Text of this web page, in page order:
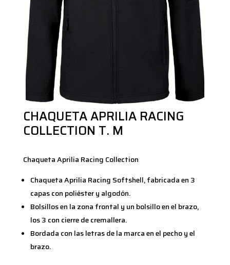
CHAQUETA APRILIA RACING
COLLECTION T. M
Chaqueta Aprilia Racing Collection
Chaqueta Aprilia Racing Softshell, fabricada en 3
capas con poliéster y algodón.
Bolsillos en la zona frontal y un bolsillo en el brazo,
los 3 con cierre de cremallera.
Bordada con las letras de la marca en el pecho y el
brazo.